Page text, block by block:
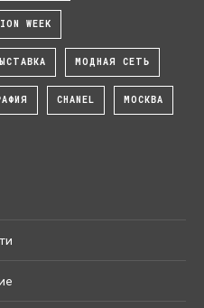
WEEK
МОДНАЯ СЕТЬ
CHANEL МОСКВА